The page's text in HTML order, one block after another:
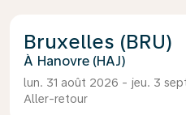
Bruxelles (BRU)
Hanovre (HAJ)
lun. 31 août 2026 - jeu. 3
Aller-retour